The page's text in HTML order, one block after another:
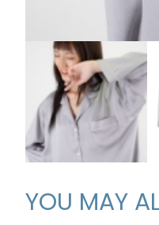
YOU MAY